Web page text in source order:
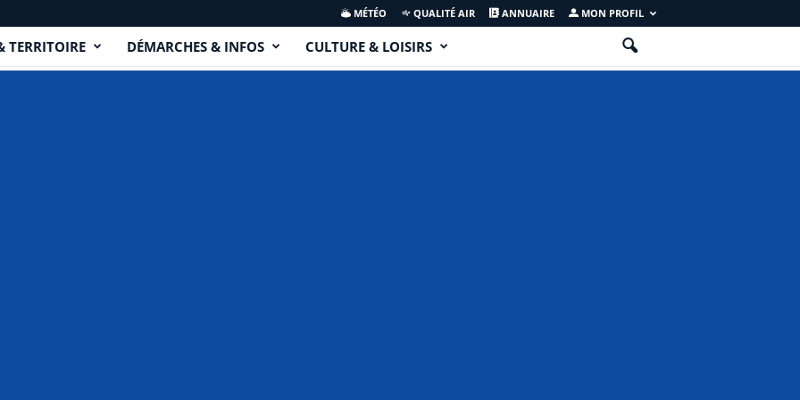
MÉTÉO QUALITÉ AIR ANNUAIRE MON PROFIL
TERRITOIRE DÉMARCHES & INFOS CULTURE & LOISIRS